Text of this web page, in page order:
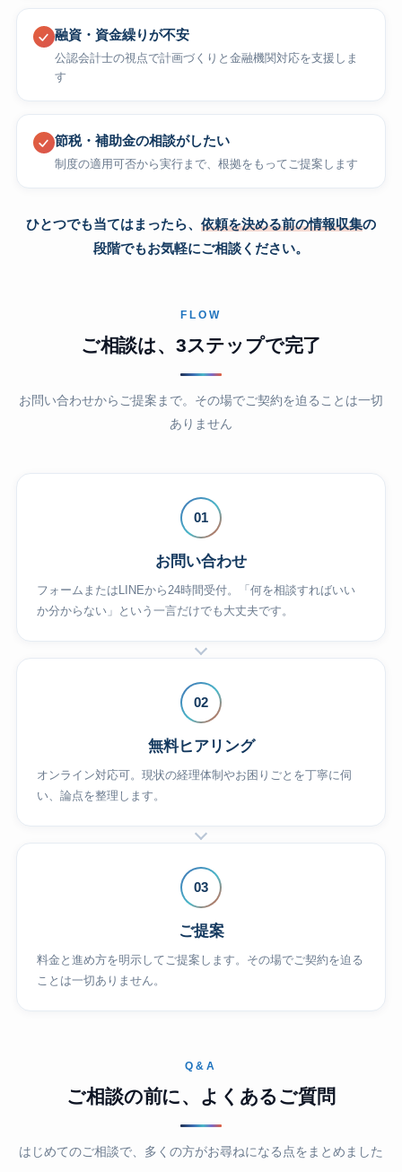
融資・資金繰りが不安
公認会計士の視点で計画づくりと金融機関対応を支援しま
す
節税・補助金の相談がしたい
制度の適用可否から実行まで、根拠をもってご提案します
ひとつでも当てはまったら、 依頼を決める前の情報収集の
段階でもお気軽にご相談ください。
FLOW
ご相談は、3ステップで完了
お問い合わせからご提案まで。その場でご契約を迫ることは一切
ありません
01
お問い合わせ
フォームまたはLINEから24時間受付。「何を相談すればいい
か分からない」という一言だけでも大丈夫です。
02
無料ヒアリング
オンライン対応可。現状の経理体制やお困りごとを丁寧に伺
い、論点を整理します。
03
ご提案
料金と進め方を明示してご提案します。その場でご契約を迫る
ことは一切ありません。
Q&A
ご相談の前に、よくあるご質問
はじめてのご相談で、多くの方がお尋ねになる点をまとめました